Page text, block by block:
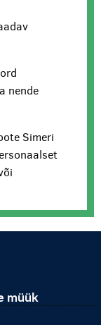
nende
Simeri
müük